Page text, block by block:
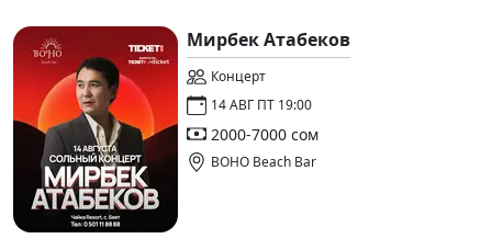
Мирбек Атабеков
Концерт
14 АВГ ПТ 19:00
2000-7000 сом
BOHO Beach Bar